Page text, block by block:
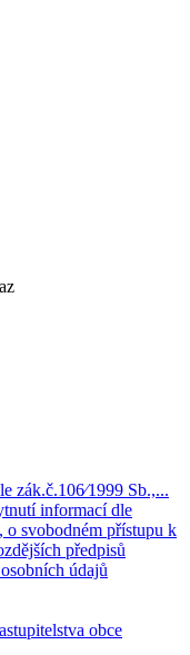
zák.č.106⁄1999 Sb.,...
informací dle
o svobodném přístupu k
předpisů
údajů
obce